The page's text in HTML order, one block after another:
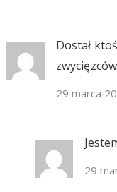
Dostał
29 marca
29